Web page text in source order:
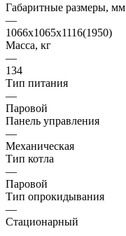
Габаритные размеры, мм
—
1066х1065х1116(1950)
Масса, кг
—
134
Тип питания
—
Паровой
Панель управления
—
Механическая
Тип котла
—
Паровой
Тип опрокидывания
—
Стационарный